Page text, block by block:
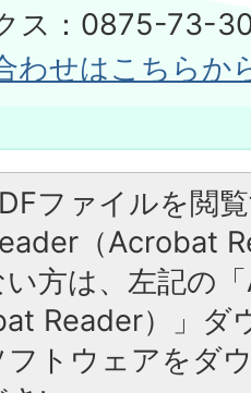
ス：0875-73-
わせはこちらか
ファイルを閲
（Acrobat
方は、左記の
Reader）」ダ
フトウェアをダ